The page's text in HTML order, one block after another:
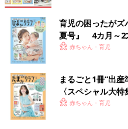
育児の困ったがズ
夏号』 4カ月～2
いっぱい！
赤ちゃん・育児
まるごと1冊“出産
〈スペシャル大
赤ちゃん・育児